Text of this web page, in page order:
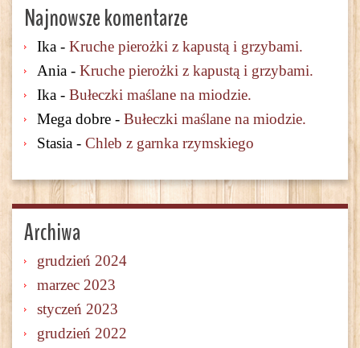
Najnowsze komentarze
Ika - Kruche pierożki z kapustą i grzybami.
Ania - Kruche pierożki z kapustą i grzybami.
Ika - Bułeczki maślane na miodzie.
Mega dobre - Bułeczki maślane na miodzie.
Stasia - Chleb z garnka rzymskiego
Archiwa
grudzień 2024
marzec 2023
styczeń 2023
grudzień 2022